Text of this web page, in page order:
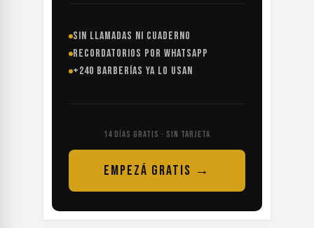
SIN LLAMADAS NI CUADERNO
RECORDATORIOS POR WHATSAPP
+240 BARBERÍAS YA LO USAN
14 DÍAS GRATIS · SIN TARJETA
EMPEZÁ GRATIS →